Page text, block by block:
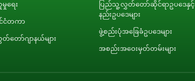
ရေး
ငံတကာ
တော်ဂျာနယ်များ
ပြည်သူ့လွှတ်တော်ဆိုင်ရာဥပဒေနှင့်
နည်းဥပဒေများ
ဖွဲ့စည်းပုံအခြေခံဥပဒေများ
အစည်းအဝေးမှတ်တမ်းများ